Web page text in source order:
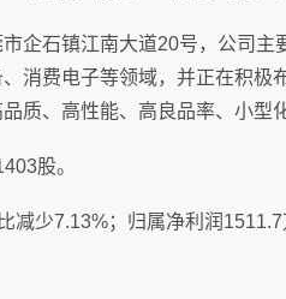
企石镇江南大道20号，公司主
消费电子等领域，并正在积极
质、高性能、高良品率、小型
股。
少7.13%；归属净利润